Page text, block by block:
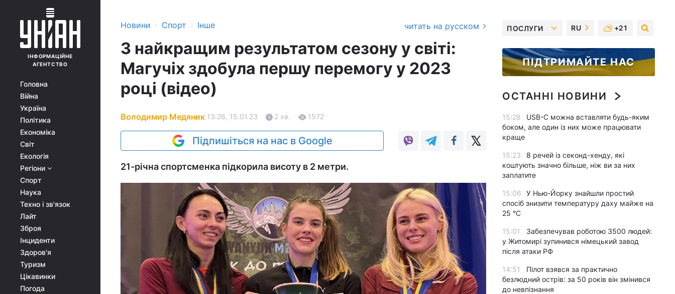
ІНФОРМАЦІЙНЕ
АГЕНТСТВО
Головна
Війна
Україна
Політика
Економіка
Світ
Екологія
Регіони
Спорт
Наука
Техно і зв'язок
Лайт
Зброя
Інциденти
Здоров'я
Туризм
Цікавинки
Погода
Новини › Спорт › Інше читать на русском
З найкращим результатом сезону у світі:
Магучіх здобула першу перемогу у 2023
році (відео)
Володимир Медяник 13:26, 15.01.23 2 хв. 1572
Підпишіться на нас в Google
21-річна спортсменка підкорила висоту в 2 метри.
ПОСЛУГИ RU +21
ПІДТРИМАЙТЕ НАС
ОСТАННІ НОВИНИ
15:28
USB-C можна вставляти будь-яким
боком, але один із них може працювати
краще
15:23
8 речей із секонд-хенду, які
коштують значно більше, ніж ви за них
заплатите
15:06
У Нью-Йорку знайшли простий
спосіб знизити температуру даху майже на
25 °C
15:01
Забезпечував роботою 3500 людей:
у Житомирі зупинився німецький завод
після атаки РФ
14:51
Пілот взявся за практично
безлюдний острів: за 50 років він змінився
до невпізнання